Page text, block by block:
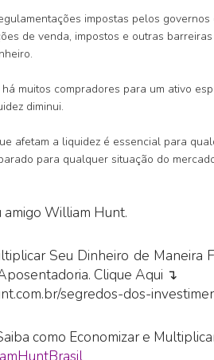
impostas pelos
de venda, impostos e outras
muitos compradores para um ativo
diminui.
afetam a liquidez é essencial para
para qualquer situação do
amigo William Hunt.
Seu Dinheiro de Maneira
Clique Aqui ↴
segredos-dos-
como Economizar e